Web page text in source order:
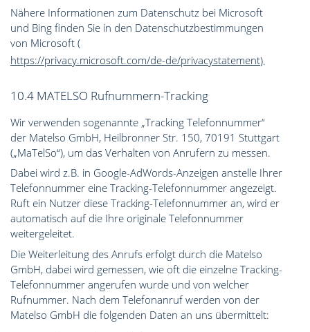
Nähere Informationen zum Datenschutz bei Microsoft
und Bing finden Sie in den Datenschutzbestimmungen
von Microsoft (
https://privacy.microsoft.com/de-de/privacystatement).
10.4 MATELSO Rufnummern-Tracking
Wir verwenden sogenannte „Tracking Telefonnummer“
der Matelso GmbH, Heilbronner Str. 150, 70191 Stuttgart
(„MaTelSo“), um das Verhalten von Anrufern zu messen.
Dabei wird z.B. in Google-AdWords-Anzeigen anstelle Ihrer
Telefonnummer eine Tracking-Telefonnummer angezeigt.
Ruft ein Nutzer diese Tracking-Telefonnummer an, wird er
automatisch auf die Ihre originale Telefonnummer
weitergeleitet.
Die Weiterleitung des Anrufs erfolgt durch die Matelso
GmbH, dabei wird gemessen, wie oft die einzelne Tracking-
Telefonnummer angerufen wurde und von welcher
Rufnummer. Nach dem Telefonanruf werden von der
Matelso GmbH die folgenden Daten an uns übermittelt: